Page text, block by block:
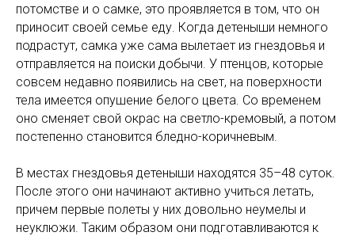
потомстве и о самке, это проявляется в том, что он
приносит своей семье еду. Когда детеныши немного
подрастут, самка уже сама вылетает из гнездовья и
отправляется на поиски добычи. У птенцов, которые
совсем недавно появились на свет, на поверхности
тела имеется опушение белого цвета. Со временем
оно сменяет свой окрас на светло-кремовый, а потом
постепенно становится бледно-коричневым.
В местах гнездовья детеныши находятся 35–48 суток.
После этого они начинают активно учиться летать,
причем первые полеты у них довольно неумелы и
неуклюжи. Таким образом они подготавливаются к